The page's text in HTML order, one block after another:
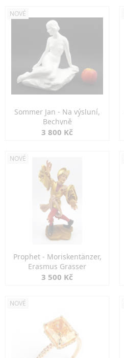
NOVÉ
Sommer Jan - Na výsluní,
Bechyně
3 800 Kč
NOVÉ
Prophet - Moriskentänzer,
Erasmus Grasser
3 500 Kč
NOVÉ